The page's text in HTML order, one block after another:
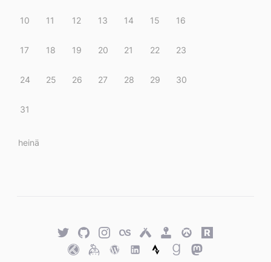
10 11 12 13 14 15 16
17 18 19 20 21 22 23
24 25 26 27 28 29 30
31
« heinä
TwitterGitHubTwitterLast.fmUntappd
Retro
Achievements
Overwatch
Rawg.io
TraktKeybaseWordPress
WordPress
StravaGoodreads
Mastodon